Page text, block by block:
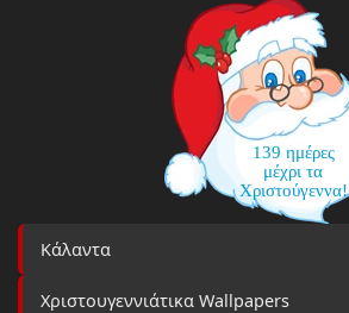
139 ημέρες
μέχρι τα
Χριστούγεννα!
Κάλαντα
Χριστουγεννιάτικα Wallpapers